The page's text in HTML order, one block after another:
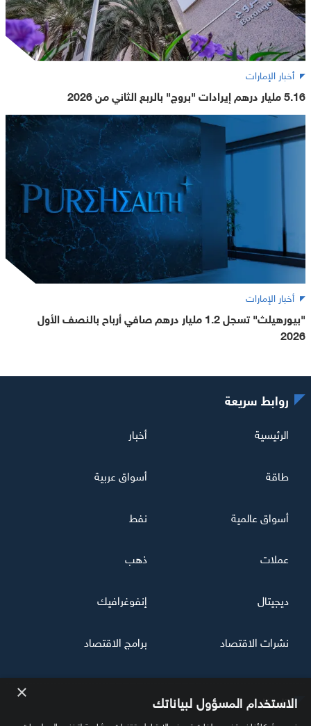
أخبار الإمارات
5.16 مليار درهم إيرادات "بروج" بالربع الثاني من 2026
أخبار الإمارات
"بيورهيلث" تسجل 1.2 مليار درهم صافي أرباح بالنصف الأول
2026
تابعنا
روابط سريعة
الرئيسية أخبار
طاقة أسواق عربية
أسواق عالمية نفط
عملات ذهب
ديجيتال إنفوغرافيك
نشرات الاقتصاد برامج الاقتصاد
× الاستخدام المسؤول لبياناتك